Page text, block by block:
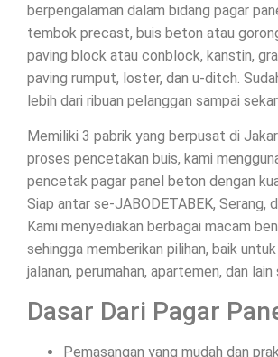
berpengalaman dalam bidang pagar
tembok precast, buis beton atau
paving block atau conblock, kanstin,
paving rumput, loster, dan u-ditch.
lebih dari ribuan pelanggan sampai
Memiliki 3 pabrik yang berpusat di
proses pencetakan buis, kami
pencetak pagar panel beton dengan
Siap antar se-JABODETABEK, Serang,
Kami menyediakan berbagai macam
sehingga memberikan pilihan, baik
jalanan, perumahan, apartemen, dan lain
Dasar Dari Pagar
Pemasangan yang mudah dan